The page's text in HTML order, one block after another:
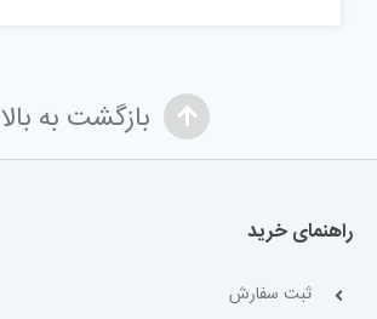
بازگشت به بالا
راهنمای خرید
ثبت سفارش